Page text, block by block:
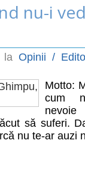
nu-i
la Opinii /
Motto:
cum
să suferi.
nu te-ar auzi